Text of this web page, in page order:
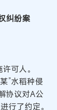
纠纷案
可人。
”水稻种侵
协议对A公
行了约定。